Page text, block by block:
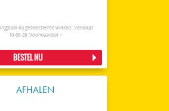
bij geselecteerde winkels. Verloopt
10-08-26. Voorwaarden >
BESTEL NU
AFHALEN